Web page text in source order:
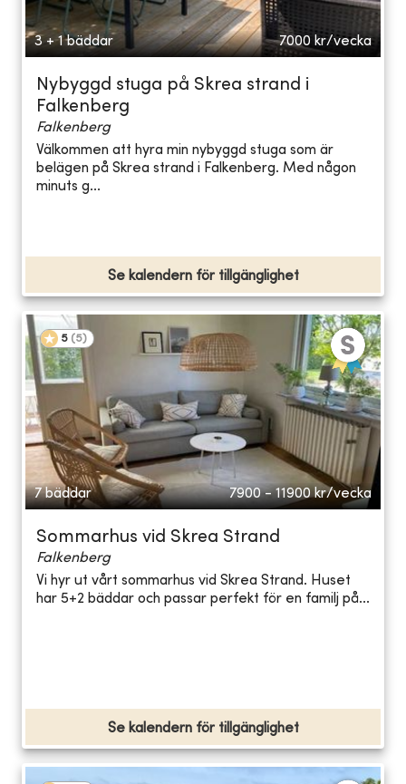
3 + 1 bäddar 7000 kr/vecka
Nybyggd stuga på Skrea strand i
Falkenberg
Falkenberg
Välkommen att hyra min nybyggd stuga som är
belägen på Skrea strand i Falkenberg. Med någon
minuts g...
Se kalendern för tillgänglighet
5 (5)
7 bäddar 7900 - 11900 kr/vecka
Sommarhus vid Skrea Strand
Falkenberg
Vi hyr ut vårt sommarhus vid Skrea Strand. Huset
har 5+2 bäddar och passar perfekt för en familj på...
Se kalendern för tillgänglighet